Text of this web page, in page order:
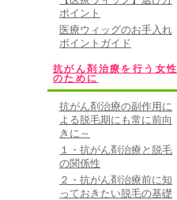
ポイント
医療ウィッグのお手入れ
ポイントガイド
抗がん剤治療を行う女性
のために
抗がん剤治療の副作用に
よる脱毛期にも常に前向
きに～
１・抗がん剤治療と脱毛
の関係性
２・抗がん剤治療前に知
っておきたい脱毛の基礎